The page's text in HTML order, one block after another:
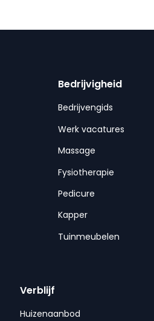
Bedrijvigheid
Bedrijvengids
Werk vacatures
Massage
Fysiotherapie
Pedicure
Kapper
Tuinmeubelen
Verblijf
Huizenaanbod